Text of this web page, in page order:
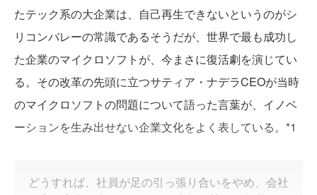
たテック系の大企業は、自己再生できないというのがシ
リコンバレーの常識であるそうだが、世界で最も成功し
た企業のマイクロソフトが、今まさに復活劇を演じてい
る。その改革の先頭に立つサティア・ナデラCEOが当時
のマイクロソフトの問題について語った言葉が、イノベ
ーションを生み出せない企業文化をよく表している。*1
どうすれば、社員が足の引っ張り合いをやめ、会社